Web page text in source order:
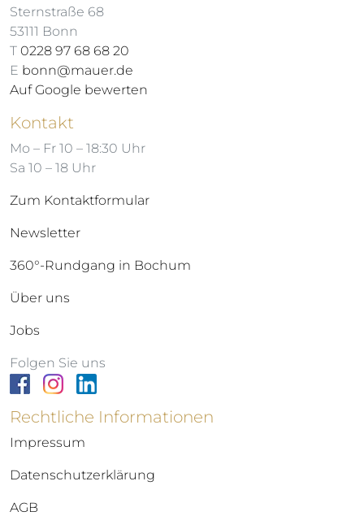
Sternstraße 68
53111 Bonn
T 0228 97 68 68 20
E bonn@mauer.de
Auf Google bewerten
Kontakt
Mo – Fr 10 – 18:30 Uhr
Sa 10 – 18 Uhr
Zum Kontaktformular
Newsletter
360°-Rundgang in Bochum
Über uns
Jobs
Folgen Sie uns
Rechtliche Informationen
Impressum
Datenschutzerklärung
AGB